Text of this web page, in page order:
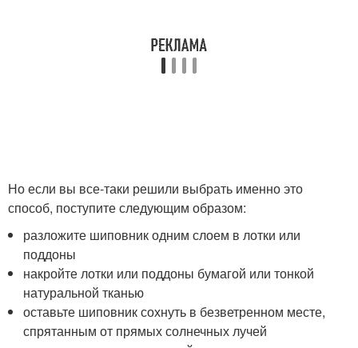
Но если вы все-таки решили выбрать именно это
способ, поступите следующим образом:
разложите шиповник одним слоем в лотки или
поддоны
накройте лотки или поддоны бумагой или тонкой
натуральной тканью
оставьте шиповник сохнуть в безветренном месте,
спрятанным от прямых солнечных лучей